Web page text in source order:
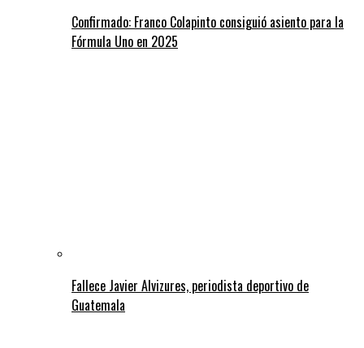
Confirmado: Franco Colapinto consiguió asiento para la
Fórmula Uno en 2025
Fallece Javier Alvizures, periodista deportivo de
Guatemala